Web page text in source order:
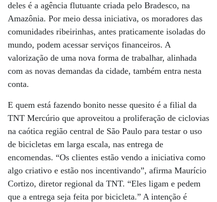
deles é a agência flutuante criada pelo Bradesco, na
Amazônia. Por meio dessa iniciativa, os moradores das
comunidades ribeirinhas, antes praticamente isoladas do
mundo, podem acessar serviços financeiros. A
valorização de uma nova forma de trabalhar, alinhada
com as novas demandas da cidade, também entra nesta
conta.
E quem está fazendo bonito nesse quesito é a filial da
TNT Mercúrio que aproveitou a proliferação de ciclovias
na caótica região central de São Paulo para testar o uso
de bicicletas em larga escala, nas entrega de
encomendas. “Os clientes estão vendo a iniciativa como
algo criativo e estão nos incentivando”, afirma Maurício
Cortizo, diretor regional da TNT. “Eles ligam e pedem
que a entrega seja feita por bicicleta.” A intenção é